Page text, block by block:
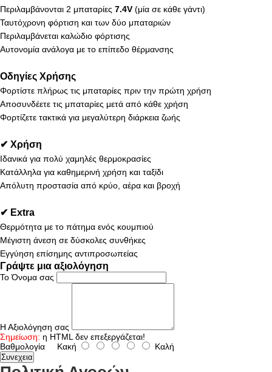
Περιλαμβάνονται 2 μπαταρίες 7.4V (μία σε κάθε γάντι)
Ταυτόχρονη φόρτιση και των δύο μπαταριών
Περιλαμβάνεται καλώδιο φόρτισης
Αυτονομία ανάλογα με το επίπεδο θέρμανσης
Οδηγίες Χρήσης
Φορτίστε πλήρως τις μπαταρίες πριν την πρώτη χρήση
Αποσυνδέετε τις μπαταρίες μετά από κάθε χρήση
Φορτίζετε τακτικά για μεγαλύτερη διάρκεια ζωής
✔ Χρήση
Ιδανικά για πολύ χαμηλές θερμοκρασίες
Κατάλληλα για καθημερινή χρήση και ταξίδι
Απόλυτη προστασία από κρύο, αέρα και βροχή
✔ Extra
Θερμότητα με το πάτημα ενός κουμπιού
Μέγιστη άνεση σε δύσκολες συνθήκες
Εγγύηση επίσημης αντιπροσωπείας
Γράψτε μια αξιολόγηση
Το Όνομα σας
Η Αξιολόγηση σας
Σημείωση: η HTML δεν επεξεργάζεται!
Βαθμολογία Κακή Καλή
Συνεχεια